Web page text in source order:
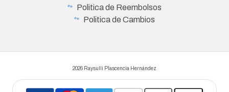
Politica de Reembolsos
Politica de Cambios
2026 Raysulli Plascencia Hernández